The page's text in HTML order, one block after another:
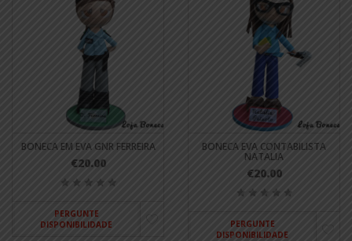
BONECA EM EVA GNR FERREIRA
€20.00
PERGUNTE
DISPONIBILIDADE
BONECA EVA CONTABILISTA
NATALIA
€20.00
PERGUNTE
DISPONIBILIDADE